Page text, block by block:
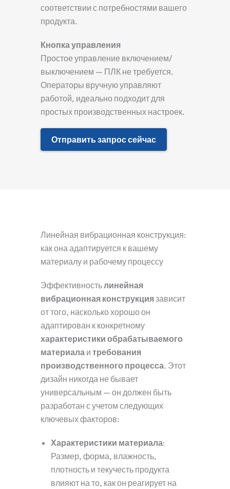
соответствии с потребностями вашего
продукта.
Кнопка управления
Простое управление включением/
выключением — ПЛК не требуется.
Операторы вручную управляют
работой, идеально подходит для
простых производственных настроек.
Отправить запрос сейчас
Линейная вибрационная конструкция:
как она адаптируется к вашему
материалу и рабочему процессу
Эффективностьлинейная
вибрационная конструкциязависит
от того, насколько хорошо он
адаптирован к конкретному
характеристики обрабатываемого
материала и требования
производственного процесса. Этот
дизайн никогда не бывает
универсальным — он должен быть
разработан с учетом следующих
ключевых факторов:
Характеристики материала:
Размер, форма, влажность,
плотность и текучесть продукта
влияют на то, как он реагирует на